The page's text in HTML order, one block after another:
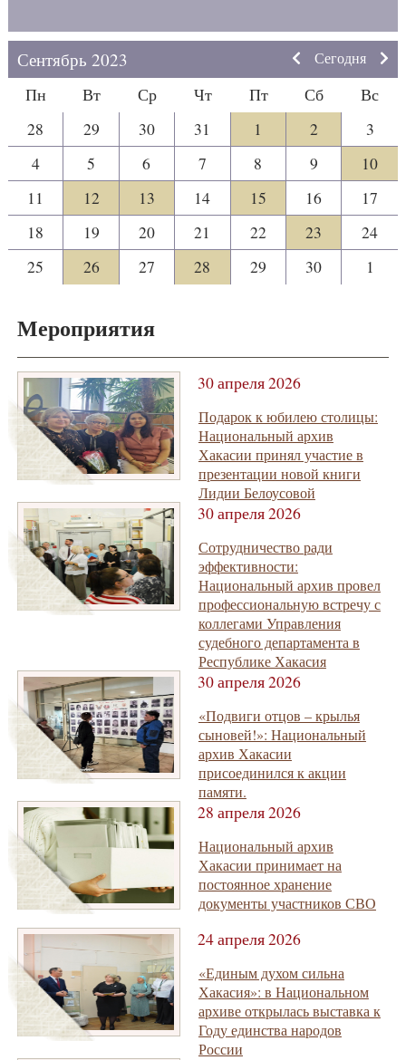
Сентябрь 2023 Сегодня
Пн Вт Ср Чт Пт Сб
Вс
28
29 30 31 1 2
3
4
5 6 7 8 9
10
11
12 13 14 15 16
17
18
19 20 21 22 23
24
25
26 27 28 29 30 1
Мероприятия
30 апреля 2026
Подарок к юбилею столицы:
Национальный архив
Хакасии принял участие в
презентации новой книги
Лидии Белоусовой
30 апреля 2026
Сотрудничество ради
эффективности:
Национальный архив провел
профессиональную встречу с
коллегами Управления
судебного департамента в
Республике Хакасия
30 апреля 2026
«Подвиги отцов – крылья
сыновей!»: Национальный
архив Хакасии
присоединился к акции
памяти.
28 апреля 2026
Национальный архив
Хакасии принимает на
постоянное хранение
документы участников СВО
24 апреля 2026
«Единым духом сильна
Хакасия»: в Национальном
архиве открылась выставка к
Году единства народов
России